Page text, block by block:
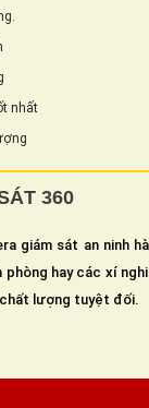
nhất
360
giám sát an ninh
hay các xí
chất lượng tuyệt đối.